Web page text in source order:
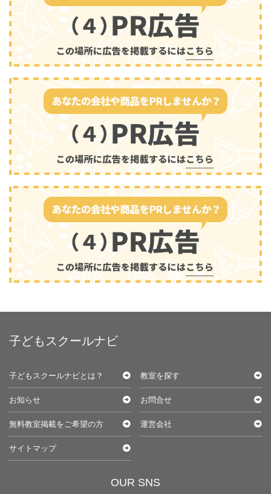
子どもスクールナビ
子どもスクールナビとは？ 教室を探す
お知らせ お問合せ
無料教室掲載をご希望の方 運営会社
サイトマップ
OUR SNS